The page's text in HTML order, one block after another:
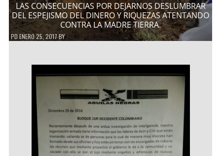
LAS CONSECUENCIAS POR DEJARNOS DESLUMBRAR
DEL ESPEJISMO DEL DINERO Y RIQUEZAS ATENTANDO
CONTRA LA MADRE TIERRA.
PDENERO 25, 2017BY